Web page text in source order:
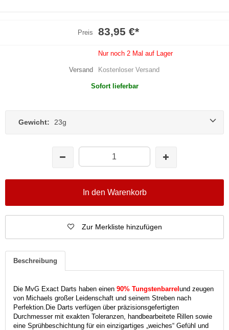
Preis 83,95 €*
Nur noch 2 Mal auf Lager
Versand Kostenloser Versand
Sofort lieferbar
Gewicht: 23g
In den Warenkorb
Zur Merkliste hinzufügen
Beschreibung
Die MvG Exact Darts haben einen 90% Tungstenbarrelund zeugen
von Michaels großer Leidenschaft und seinem Streben nach
Perfektion. Die Darts verfügen über präzisionsgefertigten
Durchmesser mit exakten Toleranzen, handbearbeitete Rillen sowie
eine Sprühbeschichtung für ein einzigartiges „weiches“ Gefühl und